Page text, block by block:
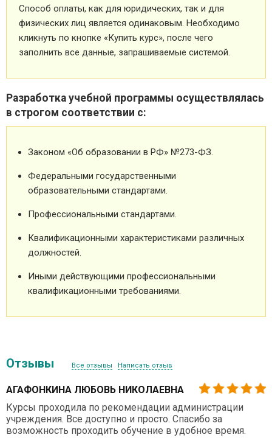
Способ оплаты, как для юридических, так и для
физических лиц является одинаковым. Необходимо
кликнуть по кнопке «Купить курс», после чего
заполнить все данные, запрашиваемые системой.
Разработка учебной программы осуществлялась
в строгом соответствии с:
Законом «Об образовании в РФ» №273-ФЗ.
Федеральными государственными
образовательными стандартами.
Профессиональными стандартами.
Квалификационными характеристиками различных
должностей.
Иными действующими профессиональными
квалификационными требованиями.
Отзывы Все отзывы Написать отзыв
АГАФОНКИНА ЛЮБОВЬ НИКОЛАЕВНА
Курсы проходила по рекомендации администрации
учреждения. Все доступно и просто. Спасибо за
возможность проходить обучение в удобное время.